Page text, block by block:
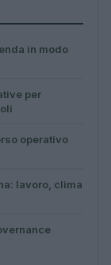
in modo
per
operativo
lavoro, clima